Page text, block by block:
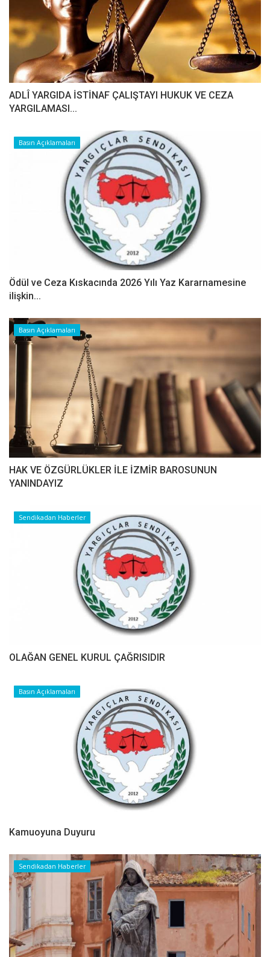
ADLÎ YARGIDA İSTİNAF ÇALIŞTAYI HUKUK VE CEZA
YARGILAMASI...
Basın Açıklamaları
Ödül ve Ceza Kıskacında 2026 Yılı Yaz Kararnamesine
ilişkin...
Basın Açıklamaları
HAK VE ÖZGÜRLÜKLER İLE İZMİR BAROSUNUN
YANINDAYIZ
Sendikadan Haberler
OLAĞAN GENEL KURUL ÇAĞRISIDIR
Basın Açıklamaları
Kamuoyuna Duyuru
Sendikadan Haberler